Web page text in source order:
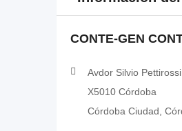
CONTE-GEN
Avdor Silvio Pettirossi
X5010 Córdoba
Córdoba Ciudad,